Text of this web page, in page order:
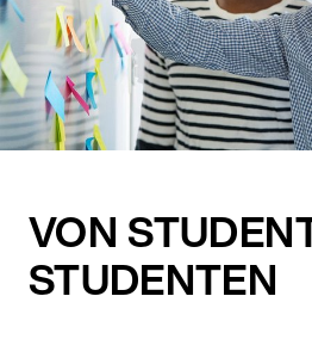
VON
STUDENTEN